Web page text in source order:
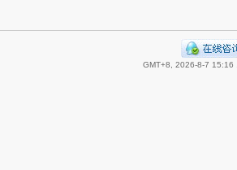
GMT+8, 2026-8-7 15:16